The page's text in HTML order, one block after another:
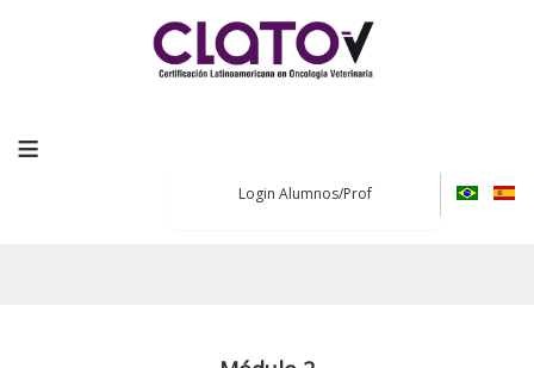
≡
Login Alumnos/Prof